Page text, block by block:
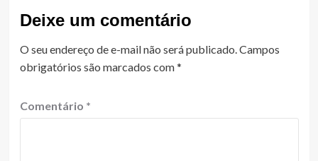
Deixe um comentário
O seu endereço de e-mail não será publicado.Campos
obrigatórios são marcados com*
Comentário *